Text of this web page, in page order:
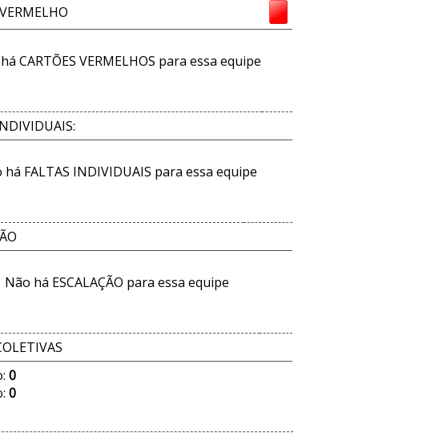
CARTÕES VERMELHOS para essa equipe
há FALTAS INDIVIDUAIS para essa equipe
Não há ESCALAÇÃO para essa equipe
0
0